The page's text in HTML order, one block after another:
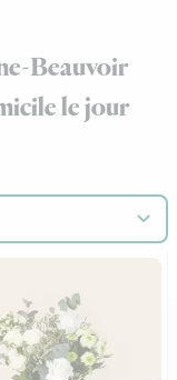
Beauvoir
le jour